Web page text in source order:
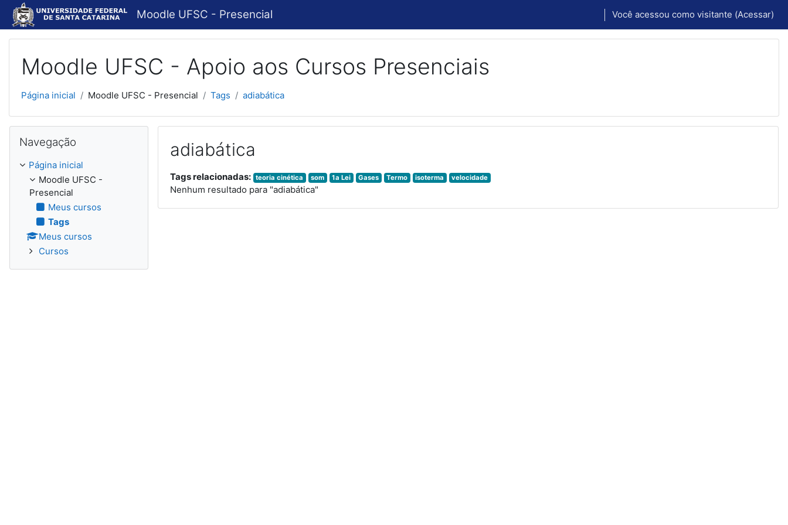
Ir para o conteúdo principal
Moodle UFSC - Presencial Você acessou como visitante (Acessar)
Moodle UFSC - Apoio aos Cursos Presenciais
Página inicial Moodle UFSC - Presencial Tags adiabática
adiabática
Tags relacionadas: teoria cinética som 1a Lei Gases Termo isoterma velocidade
Nenhum resultado para "adiabática"
Navegação
Página inicial
Moodle UFSC -
Presencial
Meus cursos
Tags
Meus cursos
Cursos